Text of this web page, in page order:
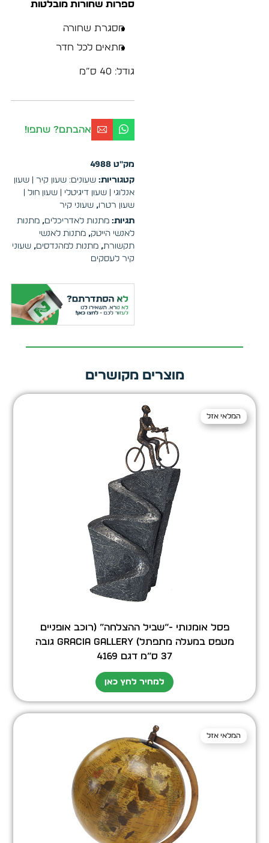
ספרות שחורות מובלטות
מסגרת שחורה
מתאים לכל חדר
גודל: 40 ס”מ
אהבתם? שתפו!
מק"ט 4988
קטגוריות: שעונים: שעון קיר | שעון
אנלוגי | שעון דיגיטלי | שעון חול |
שעון רטרו, שעוני קיר
תגיות: מתנות לאדריכלים, מתנות
לאנשי הייטק, מתנות לאנשי
תקשורת, מתנות למהנדסים, שעוני
קיר לעסקים
מוצרים מקושרים
המלאי אזל
המלאי אזל
פסל אומנותי -“שביל ההצלחה” (רוכב אופניים
מטפס במעלה מתפתל) GRACIA GALLERY גובה
37 ס”מ דגם 4169
למחיר לחץ כאן
המלאי אזל